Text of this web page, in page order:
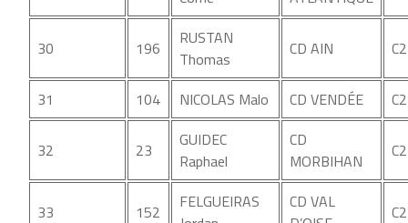
30 196
RUSTAN
Thomas
CD AIN C2
31 104 NICOLAS Malo CD VENDÉE C2
32 23
GUIDEC
Raphael
CD
MORBIHAN
C2
33 152
FELGUEIRAS
CD VAL
C2